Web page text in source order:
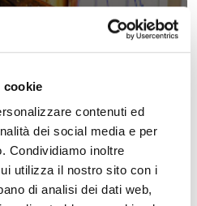
cookie
contenuti ed
dei social media e per
Condividiamo inoltre
utilizza il nostro sito con i
di analisi dei dati web,